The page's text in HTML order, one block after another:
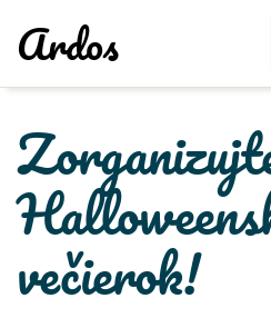
content
Ardos
večierok!